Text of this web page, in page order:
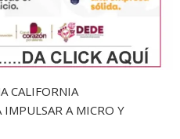
CALIFORNIA
A MICRO Y